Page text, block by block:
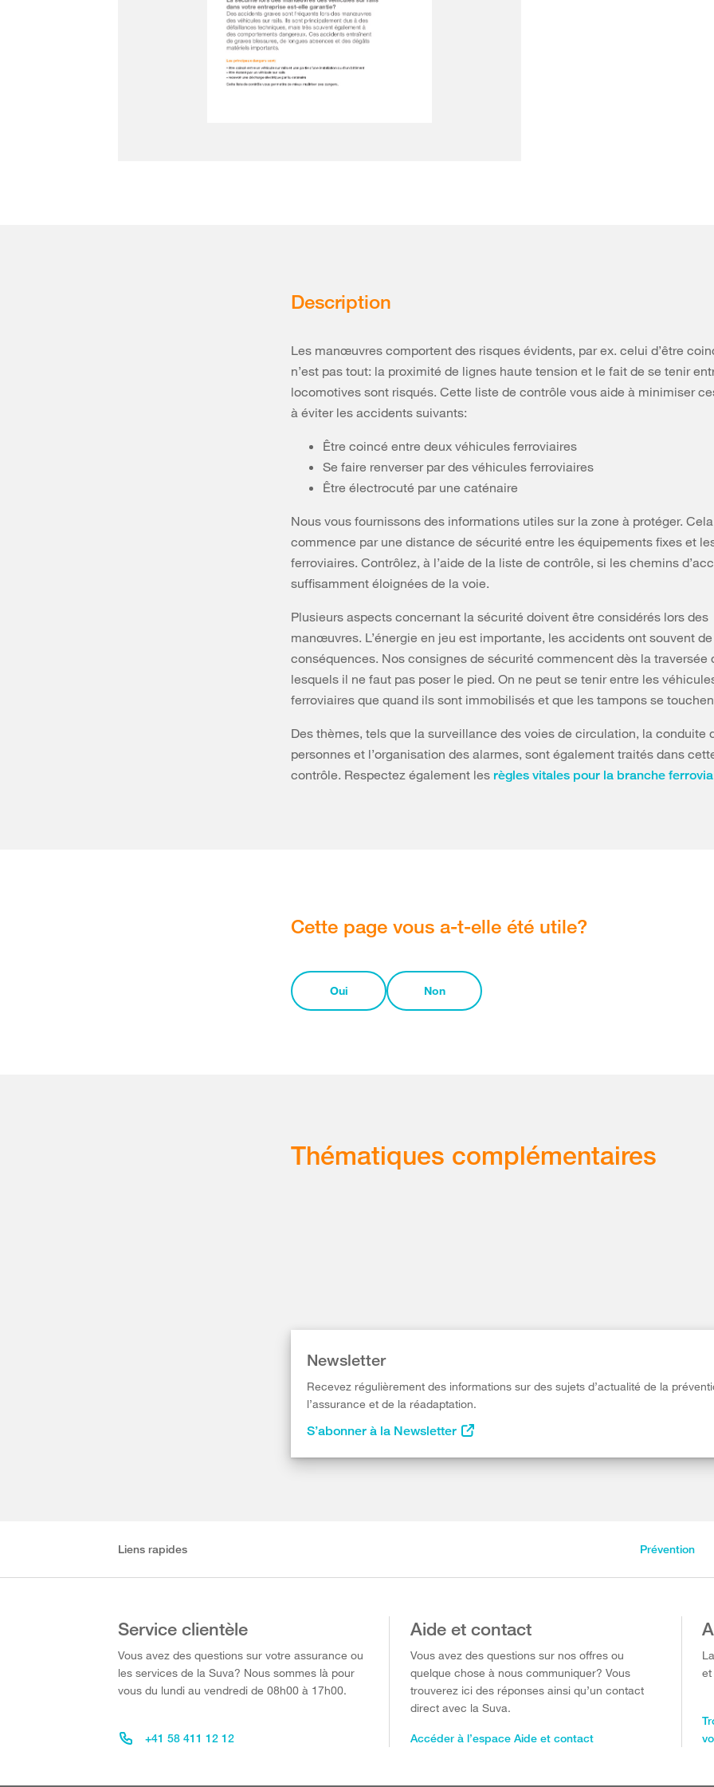
Description
Les manœuvres comportent des risques évidents, par ex. celui d’être
n’est pas tout: la proximité de lignes haute tension et le fait de se tenir
locomotives sont risqués. Cette liste de contrôle vous aide à minimiser
à éviter les accidents suivants:
Être coincé entre deux véhicules ferroviaires
Se faire renverser par des véhicules ferroviaires
Être électrocuté par une caténaire
Nous vous fournissons des informations utiles sur la zone à protéger. Cela
commence par une distance de sécurité entre les équipements fixes et
ferroviaires. Contrôlez, à l’aide de la liste de contrôle, si les chemins
suffisamment éloignées de la voie.
Plusieurs aspects concernant la sécurité doivent être considérés lors des
manœuvres. L’énergie en jeu est importante, les accidents ont souvent
conséquences. Nos consignes de sécurité commencent dès la traversée
lesquels il ne faut pas poser le pied. On ne peut se tenir entre les
ferroviaires que quand ils sont immobilisés et que les tampons se
Des thèmes, tels que la surveillance des voies de circulation, la conduite
personnes et l’organisation des alarmes, sont également traités dans
contrôle. Respectez également les règles vitales pour la branche
Cette page vous a-t-elle été utile?
Oui Non
Thématiques complémentaires
Newsletter
Recevez régulièrement des informations sur des sujets d’actualité de la
l’assurance et de la réadaptation.
S’abonner à la Newsletter
Liens rapides Prévention
Service clientèle
Vous avez des questions sur votre assurance ou
les services de la Suva? Nous sommes là pour
vous du lundi au vendredi de 08h00 à 17h00.
+41 58 411 12 12
Aide et contact
Vous avez des questions sur nos offres ou
quelque chose à nous communiquer? Vous
trouverez ici des réponses ainsi qu’un contact
direct avec la Suva.
Accéder à l’espace Aide et contact
et